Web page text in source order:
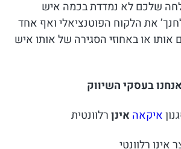
שלכם לא נמדדת בכמה איש
את הלקוח הפוטנציאלי ואף אחד
או באחוזי הסגירה של אותו איש
בעסקי השיווק
איקאה אינןרלוונטית
אינו רלוונטי